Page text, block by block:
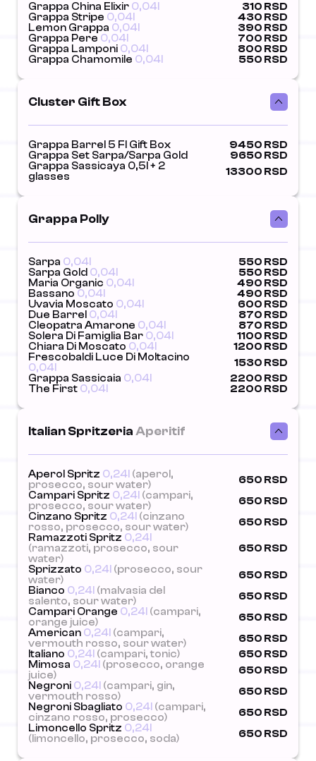
Grappa China Elixir 0,04l
310 RSD
Grappa Stripe 0,04l
430 RSD
Lemon Grappa 0,04l
390 RSD
Grappa Pere 0,04l
700 RSD
Grappa Lamponi 0,04l
800 RSD
Grappa Chamomile 0,04l 550 RSD
Cluster Gift Box
Grappa Barrel 5 Fl Gift Box
9450 RSD
Grappa Set Sarpa/Sarpa Gold
9650 RSD
Grappa Sassicaya 0,5l + 2
glasses
13300 RSD
Grappa Polly
Sarpa 0,04l
550 RSD
Sarpa Gold 0,04l
550 RSD
Maria Organic 0,04l
490 RSD
Bassano 0,04l
490 RSD
Uvavia Moscato 0,04l
600 RSD
Due Barrel 0,04l
870 RSD
Cleopatra Amarone 0,04l
870 RSD
Solera Di Famiglia Bar 0,04l
1100 RSD
Chiara Di Moscato 0,04l
1200 RSD
Frescobaldi Luce Di Moltacino
0,04l
1530 RSD
Grappa Sassicaia 0,04l
2200 RSD
The First 0,04l 2200 RSD
Italian Spritzeria Aperitif
Aperol Spritz 0,24l (aperol,
prosecco, sour water)
650 RSD
Campari Spritz 0,24l (campari,
prosecco, sour water)
650 RSD
Cinzano Spritz 0,24l (cinzano
rosso, prosecco, sour water)
650 RSD
Ramazzoti Spritz 0,24l
(ramazzoti, prosecco, sour
water)
650 RSD
Sprizzato 0,24l (prosecco, sour
water)
650 RSD
Bianco 0,24l (malvasia del
salento, sour water)
650 RSD
Campari Orange 0,24l (campari,
orange juice)
650 RSD
American 0,24l (campari,
vermouth rosso, sour water)
650 RSD
Italiano 0,24l (campari, tonic)
650 RSD
Mimosa 0,24l (prosecco, orange
juice)
650 RSD
Negroni 0,24l (campari, gin,
vermouth rosso)
650 RSD
Negroni Sbagliato 0,24l (campari,
cinzano rosso, prosecco)
650 RSD
Limoncello Spritz 0,24l
(limoncello, prosecco, soda)
650 RSD